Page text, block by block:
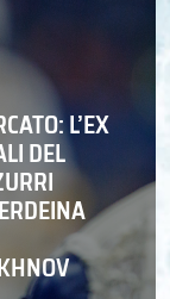
L’EX
DEL